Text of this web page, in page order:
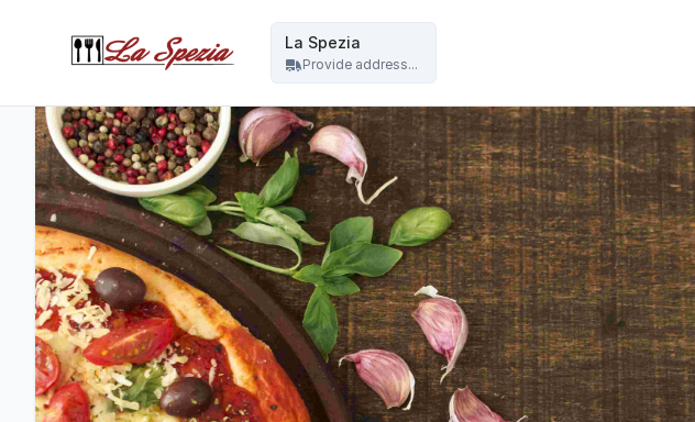
La Spezia
Provide address...